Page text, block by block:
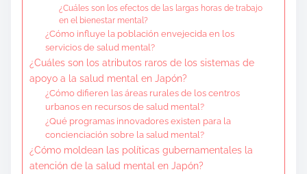
¿Cuáles son los efectos de las largas horas de trabajo
en el bienestar mental?
¿Cómo influye la población envejecida en los
servicios de salud mental?
¿Cuáles son los atributos raros de los sistemas de
apoyo a la salud mental en Japón?
¿Cómo difieren las áreas rurales de los centros
urbanos en recursos de salud mental?
¿Qué programas innovadores existen para la
concienciación sobre la salud mental?
¿Cómo moldean las políticas gubernamentales la
atención de la salud mental en Japón?